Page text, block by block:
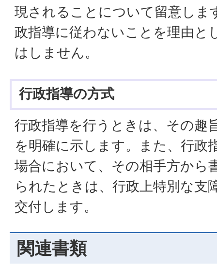
現されることについて留意しま
政指導に従わないことを理由と
はしません。
行政指導の方式
行政指導を行うときは、その趣
を明確に示します。また、行政
場合において、その相手方から
られたときは、行政上特別な支
交付します。
関連書類